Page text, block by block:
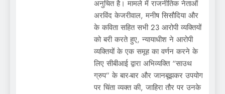
अनुचित है। मामले में राजनीतिक नेताओं
अरविंद केजरीवाल, मनीष सिसौदिया और
के कविता सहित सभी 23 आरोपी व्यक्तियों
को बरी करते हुए, न्यायाधीश ने आरोपी
व्यक्तियों के एक समूह का वर्णन करने के
लिए सीबीआई द्वारा अभिव्यक्ति “साउथ
ग्रुप” के बार-बार और जानबूझकर उपयोग
पर चिंता व्यक्त की, जाहिरा तौर पर उनके